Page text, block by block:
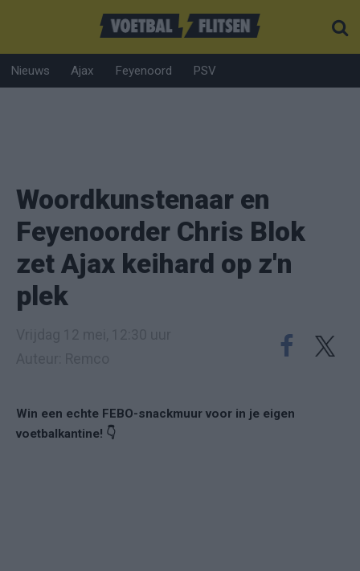
Nieuws Ajax Feyenoord PSV
Woordkunstenaar en
Feyenoorder Chris Blok
zet Ajax keihard op z'n
plek
Win een echte FEBO-snackmuur voor in je eigen
voetbalkantine! 👇